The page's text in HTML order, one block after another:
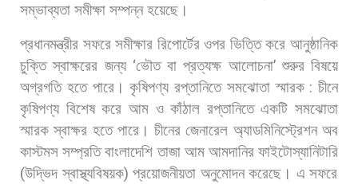
সম্ভাব্যতা সমীক্ষা সম্পন্ন হয়েছে।
প্রধানমন্ত্রীর সফরে সমীক্ষার রিপোর্টের ওপর ভিত্তি করে আনুষ্ঠানিক
চুক্তি স্বাক্ষরের জন্য‘ভৌত বা প্রত্যক্ষ আলোচনা’ শুরুর বিষয়ে
অগ্রগতি হতে পারে। কৃষিপণ্য রপ্তানিতে সমঝোতা স্মারক: চীনে
কৃষিপণ্য বিশেষ করে আম ও কাঁঠাল রপ্তানিতে একটি সমঝোতা
স্মারক স্বাক্ষর হতে পারে। চীনের জেনারেল অ্যাডমিনিস্ট্রেশন অব
কাস্টমস সম্প্রতি বাংলাদেশি তাজা আম আমদানির ফাইটোস্যানিটারি
(উদ্ভিদ স্বাস্থ্যবিষয়ক)প্রয়োজনীয়তা অনুমোদন করেছে। এ সফরে